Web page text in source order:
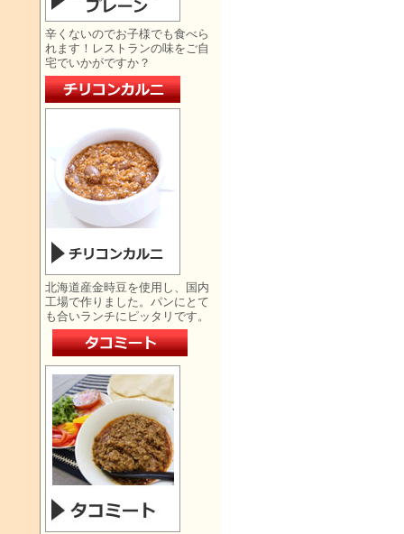
辛くないのでお子様でも食べら
れます！レストランの味をご自
宅でいかがですか？
北海道産金時豆を使用し、国内
工場で作りました。パンにとて
も合いランチにピッタリです。